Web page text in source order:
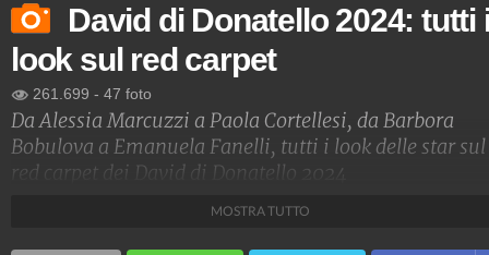
David di Donatello 2024: tutti
look sul red carpet
261.699 - 47 foto
Da Alessia Marcuzzi a Paola Cortellesi, da Barbora
Bobulova a Emanuela Fanelli, tutti i look delle star sul
red carpet dei David di Donatello 2024
MOSTRA TUTTO